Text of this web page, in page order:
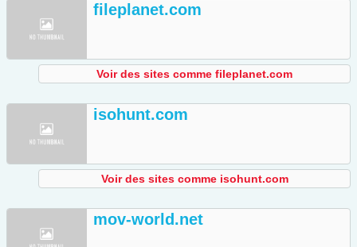
fileplanet.com
Voir des sites comme fileplanet.com
isohunt.com
Voir des sites comme isohunt.com
mov-world.net